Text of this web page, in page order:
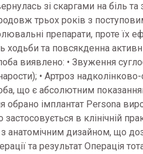
зі скаргами на біль
трьох років з
препарати, проте їх
ходьби та повсякденна
виявлено: • Звуження
• Артроз
що є абсолютним
обрано імплантат Persona
застосовується в клінічній
з анатомічним дизайном, що
та результат Операція